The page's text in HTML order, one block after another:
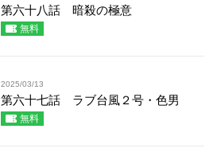
第六十八話 暗殺の極意
無料
2025/03/13
第六十七話 ラブ台風２号・色男
無料